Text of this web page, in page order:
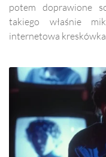
potem doprawione
takiego właśnie
internetowa